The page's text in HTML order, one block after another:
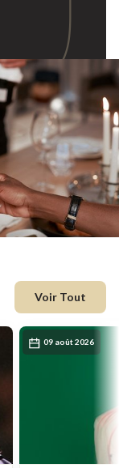
Voir Tout
09 août 2026